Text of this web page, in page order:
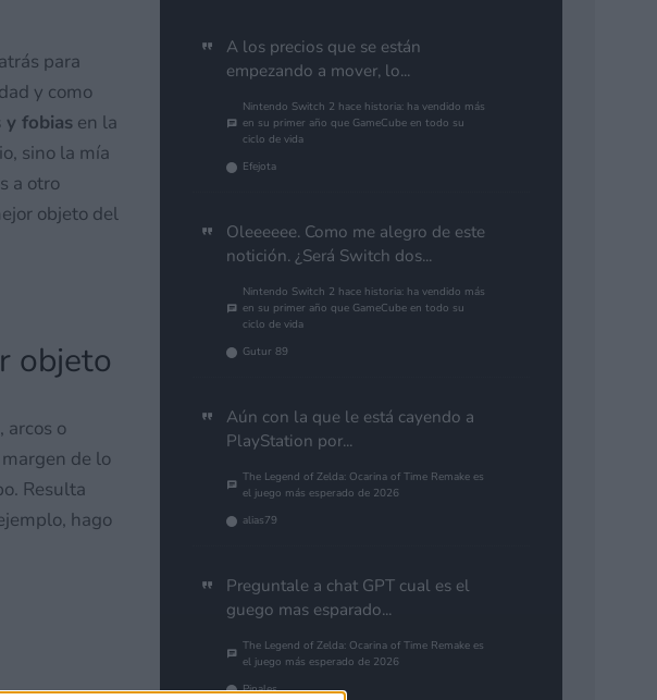
para
y como
y fobias en la
sino la mía
a otro
objeto del
objeto
arcos o
de lo
Resulta
hago
A los precios que se están
empezando a mover, lo...
Nintendo Switch 2 hace historia: ha vendido más
en su primer año que GameCube en todo su
ciclo de vida
Efejota
Oleeeeee. Como me alegro de este
notición. ¿Será Switch dos...
Nintendo Switch 2 hace historia: ha vendido más
en su primer año que GameCube en todo su
ciclo de vida
Gutur 89
Aún con la que le está cayendo a
PlayStation por...
The Legend of Zelda: Ocarina of Time Remake es
el juego más esperado de 2026
alias79
Preguntale a chat GPT cual es el
guego mas esparado...
The Legend of Zelda: Ocarina of Time Remake es
el juego más esperado de 2026
Pinales